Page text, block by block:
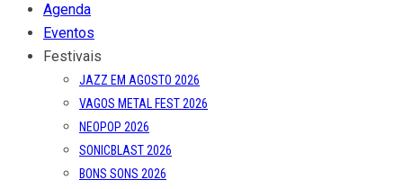
Agenda
Eventos
Festivais
JAZZ EM AGOSTO 2026
VAGOS METAL FEST 2026
NEOPOP 2026
SONICBLAST 2026
BONS SONS 2026